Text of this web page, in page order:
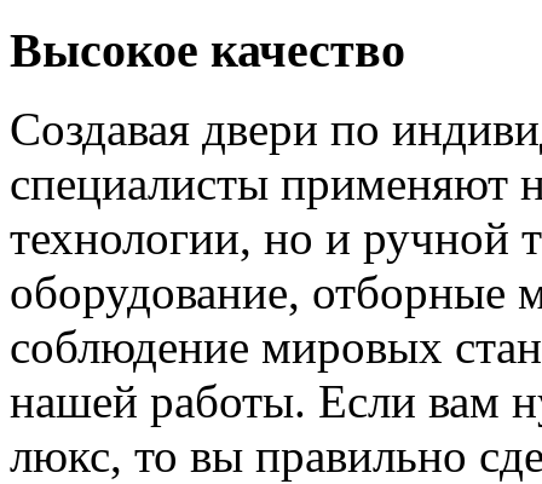
Высокое качество
Создавая двери по
специалисты применяют
технологии, но и ручной
оборудование, отборные
соблюдение мировых
нашей работы. Если вам
люкс, то вы правильно